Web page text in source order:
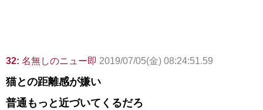
32: 名無しのニュー即 2019/07/05(金) 08:24:51.59
猫との距離感が嫌い
普通もっと近づいてくるだろ